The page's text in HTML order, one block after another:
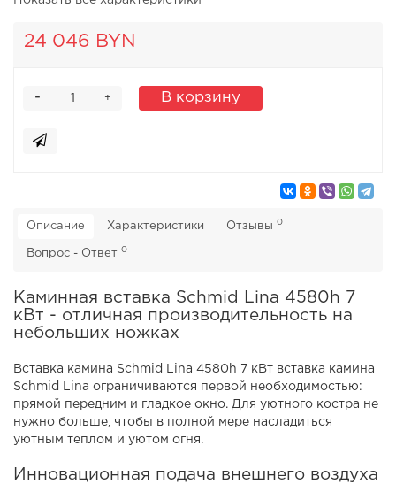
24 046 BYN
+
- В корзину
Описание Характеристики Отзывы 0
Вопрос - Ответ 0
Каминная вставка Schmid Lina 4580h 7
кВт - отличная производительность на
небольших ножках
Вставка камина Schmid Lina 4580h 7 кВт вставка камина
Schmid Lina ограничиваются первой необходимостью:
прямой передним и гладкое окно. Для уютного костра не
нужно больше, чтобы в полной мере насладиться
уютным теплом и уютом огня.
Инновационная подача внешнего воздуха